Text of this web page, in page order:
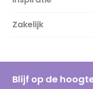
Duurzaamheid
Hallmark Kaartclub
Magazine
Cadeau inspiratie
Kaartinspiratie
Zakelijk
Blijf op de